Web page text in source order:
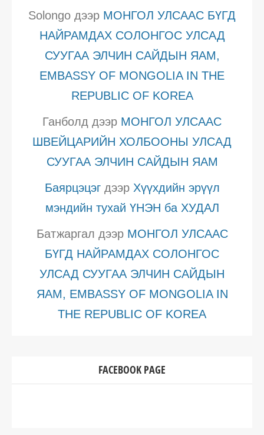
Solongo дээр МОНГОЛ УЛСААС БҮГД
НАЙРАМДАХ СОЛОНГОС УЛСАД
СУУГАА ЭЛЧИН САЙДЫН ЯАМ,
EMBASSY OF MONGOLIA IN THE
REPUBLIC OF KOREA
Ганболд дээр МОНГОЛ УЛСААС
ШВЕЙЦАРИЙН ХОЛБООНЫ УЛСАД
СУУГАА ЭЛЧИН САЙДЫН ЯАМ
Баярцэцэгдээр Хүүхдийн эрүүл
мэндийн тухай ҮНЭН ба ХУДАЛ
Батжаргал дээр МОНГОЛ УЛСААС
БҮГД НАЙРАМДАХ СОЛОНГОС
УЛСАД СУУГАА ЭЛЧИН САЙДЫН
ЯАМ, EMBASSY OF MONGOLIA IN
THE REPUBLIC OF KOREA
FACEBOOK PAGE